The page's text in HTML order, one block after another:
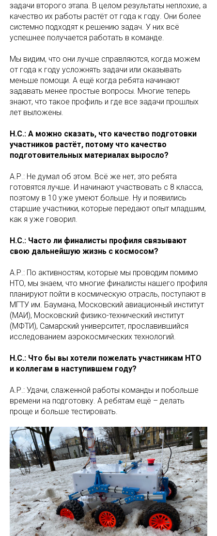
задачи второго этапа. В целом результаты неплохие, а
качество их работы растёт от года к году. Они более
системно подходят к решению задач. У них всё
успешнее получается работать в команде.
Мы видим, что они лучше справляются, когда можем
от года к году усложнять задачи или оказывать
меньше помощи. А ещё когда ребята начинают
задавать менее простые вопросы. Многие теперь
знают, что такое профиль и где все задачи прошлых
лет выложены.
Н.С.: А можно сказать, что качество подготовки
участников растёт, потому что качество
подготовительных материалах выросло?
А.Р.: Не думал об этом. Всё же нет, это ребята
готовятся лучше. И начинают участвовать с 8 класса,
поэтому в 10 уже умеют больше. Ну и появились
старшие участники, которые передают опыт младшим,
как я уже говорил.
Н.С.: Часто ли финалисты профиля связывают
свою дальнейшую жизнь с космосом?
А.Р.: По активностям, которые мы проводим помимо
НТО, мы знаем, что многие финалисты нашего профиля
планируют пойти в космическую отрасль, поступают в
МГТУ им. Баумана, Московский авиационный институт
(МАИ), Московский физико-технический институт
(МФТИ), Самарский университет, прославившийся
исследованием аэрокосмических технологий.
Н.С.: Что бы вы хотели пожелать участникам НТО
и коллегам в наступившем году?
А.Р.: Удачи, слаженной работы команды и побольше
времени на подготовку. А ребятам ещё – делать
проще и больше тестировать.